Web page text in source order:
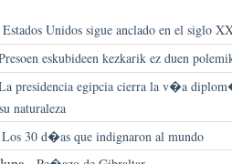
Estados Unidos sigue anclado en el siglo
eskubideen kezkarik ez duen
presidencia egipcia cierra la v�a
naturaleza
Los 30 d�as que indignaron al mundo